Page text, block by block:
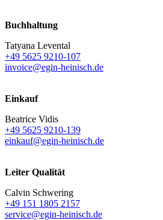
Buchhaltung
Tatyana Levental
+49 5625 9210-107
invoice@egin-heinisch.de
Einkauf
Beatrice Vidis
+49 5625 9210-139
einkauf@egin-heinisch.de
Leiter Qualität
Calvin Schwering
+49 151 1805 2157
service@egin-heinisch.de